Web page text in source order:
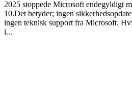
2025 stoppede Microsoft endegyldigt
10.Det betyder; ingen
ingen teknisk support fra Microsoft.
i...